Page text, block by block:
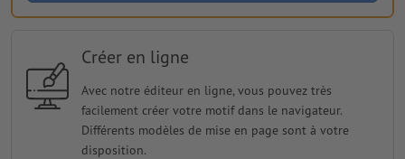
Créer en ligne
Avec notre éditeur en ligne, vous pouvez très
facilement créer votre motif dans le navigateur.
Différents modèles de mise en page sont à votre
disposition.